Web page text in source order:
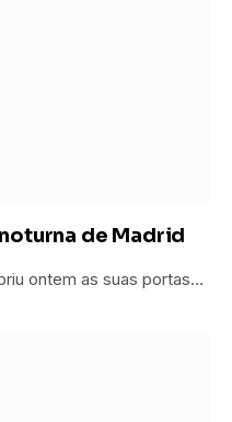
de Madrid
ontem as suas portas…